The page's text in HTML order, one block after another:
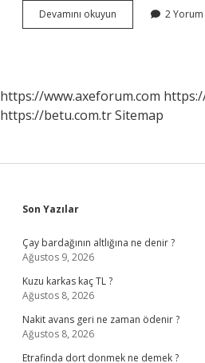
Devamını okuyun
Arasındaki
2 Yorum
https://www.axeforum.com
https://betu.com.trSitemap
Sidebar
Son Yazılar
Çay bardağının altlığına ne denir ?
Ağustos 9, 2026
Kuzu karkas kaç TL ?
Ağustos 8, 2026
Nakit avans geri ne zaman ödenir ?
Ağustos 8, 2026
Etrafinda dort donmek ne demek ?